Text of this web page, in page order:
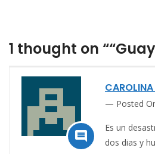
1 thought on

CAROLINA
Posted
Es un
dos dias y